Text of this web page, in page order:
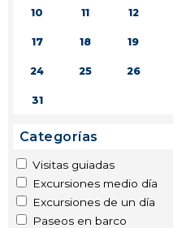
10 11 12
17 18 19
24 25 26
31
Categorías
Visitas guiadas
Excursiones medio día
Excursiones de un día
Paseos en barco